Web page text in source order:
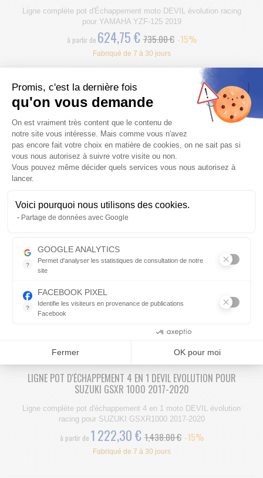
Ligne complète pot d'Échappement moto DEVIL évolution racing
pour YAMAHA YZF-125 2019
à partir de 624,75 € 735.00 € -15%
Fabriqué de 7 à 30 jours
PRIX RÉDUIT
POT D'ECHAPPEMENT DEVIL EVOLUTION POUR TRIUMPH 1050
Paire de pots d'Échappement moto DEVIL évolution homologué
niveau bruit pour TRIUMPH 1050 SPEED TRIPLE 2007 à 2010
Fabriqué de 7 à 30 jours
PRIX RÉDUIT
LIGNE POT D'ÉCHAPPEMENT 4 EN 1 DEVIL EVOLUTION POUR
SUZUKI GSXR 1000 2017-2020
Ligne complète pot d'échappement 4 en 1 moto DEVIL évolution
racing pour SUZUKI GSXR1000 2017-2020
à partir de 1 222,30 € 1,438.00 € -15%
Fabriqué de 7 à 30 jours
Promis, c'est la dernière fois
qu'on vous demande
Plateforme de Gestion du
On est vraiment très content que le contenu de
notre site vous intéresse. Mais comme vous n'avez
pas encore fait votre choix en matière de cookies, on ne sait pas si
vous nous autorisez à suivre votre visite ou non.
Vous pouvez même décider quels services vous nous autorisez à
lancer.
Voici pourquoi nous utilisons des cookies.
Partage de données avec Google
?
GOOGLE ANALYTICS
Permet d'analyser les statistiques de consultation de notre
site
?
FACEBOOK PIXEL
Identifie les visiteurs en provenance de publications
Facebook
Fermer OK pour moi
Axeptio consent